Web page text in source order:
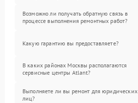
Возможно ли получать обратную связь в
процессе выполнения ремонтных работ?
Какую гарантию вы предоставляете?
В каких районах Москвы располагаются
сервисные центры Atlant?
Выполняете ли вы ремонт для юридических
лиц?